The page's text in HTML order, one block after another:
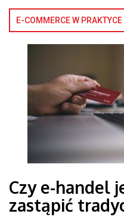
E-COMMERCE W PRAKTYCE
Czy e-handel
zastąpić